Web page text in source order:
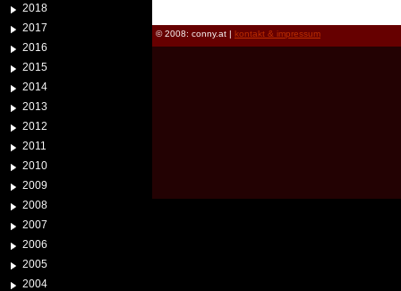
2018
2017
2016
2015
2014
2013
2012
2011
2010
2009
2008
2007
2006
2005
2004
© 2008: conny.at | kontakt & impressum